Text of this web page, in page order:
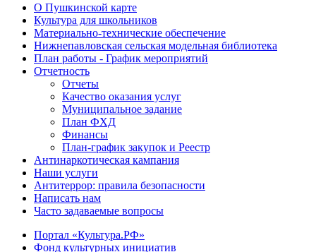
О Пушкинской карте
Культура для школьников
Материально-технические обеспечение
Нижнепавловская сельская модельная библиотека
План работы - График мероприятий
Отчетность
Отчеты
Качество оказания услуг
Муниципальное задание
План ФХД
Финансы
План-график закупок и Реестр
Антинаркотическая кампания
Наши услуги
Антитеррор: правила безопасности
Написать нам
Часто задаваемые вопросы
Портал «Культура.РФ»
Фонд культурных инициатив